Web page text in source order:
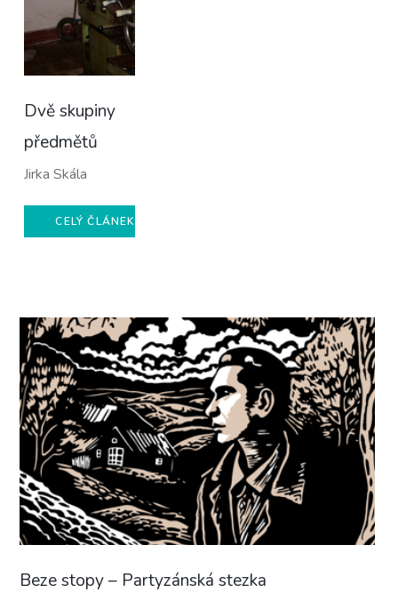
Dvě skupiny
předmětů
Jirka Skála
CELÝ ČLÁNEK
Beze stopy – Partyzánská stezka